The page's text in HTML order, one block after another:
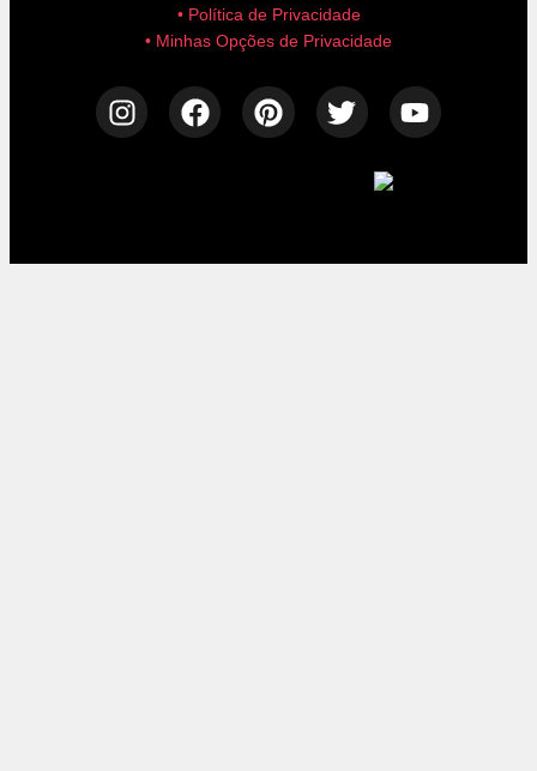
• Política de Privacidade
• Minhas Opções de Privacidade